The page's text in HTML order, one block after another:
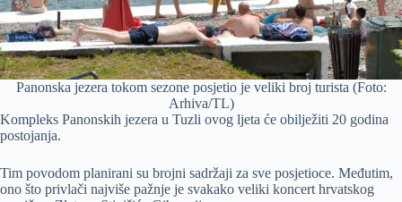
Panonska jezera tokom sezone posjetio je veliki broj turista (Foto:
Arhiva/TL)
Kompleks Panonskih jezera u Tuzli ovog ljeta će obilježiti 20 godina
postojanja.
Tim povodom planirani su brojni sadržaji za sve posjetioce. Međutim,
ono što privlači najviše pažnje je svakako veliki koncert hrvatskog